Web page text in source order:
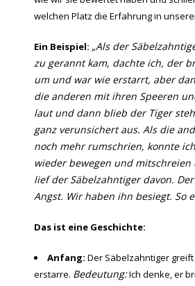
welchen Platz die Erfahrung in
Ein Beispiel: „Als der
zu gerannt kam, dachte ich, der
um und war wie erstarrt, aber
die anderen mit ihren Speeren
laut und dann blieb der Tiger
ganz verunsichert aus. Als die
noch mehr rumschrien, konnte
wieder bewegen und mitschreien
lief der Säbelzahntiger davon.
Angst. Wir haben ihn besiegt. So
Das ist eine Geschichte:
Anfang: Der Säbelzahntiger
erstarre. Bedeutung:Ich denke, er